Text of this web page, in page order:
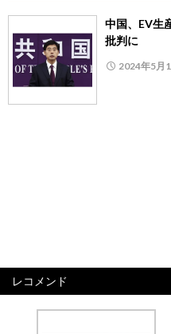
中国、EV生
批判に
2024年5月
レコメンド